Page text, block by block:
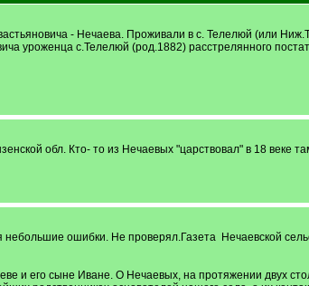
- Нечаева. Проживали в с. Телелюй (или
уроженца с.Телелюй (род.1882) расстрелянного
обл. Кто- то из Нечаевых "царствовал" в 18 веке
ошибки. Не проверял.Газета Нечаевской
и его сыне Иване. О Нечаевых, на протяжении двух